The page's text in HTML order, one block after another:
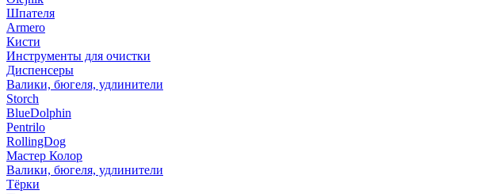
Шпателя
Armero
Кисти
Инструменты для очистки
Диспенсеры
Валики, бюгеля, удлинители
Storch
BlueDolphin
Pentrilo
RollingDog
Мастер Колор
Валики, бюгеля, удлинители
Тёрки